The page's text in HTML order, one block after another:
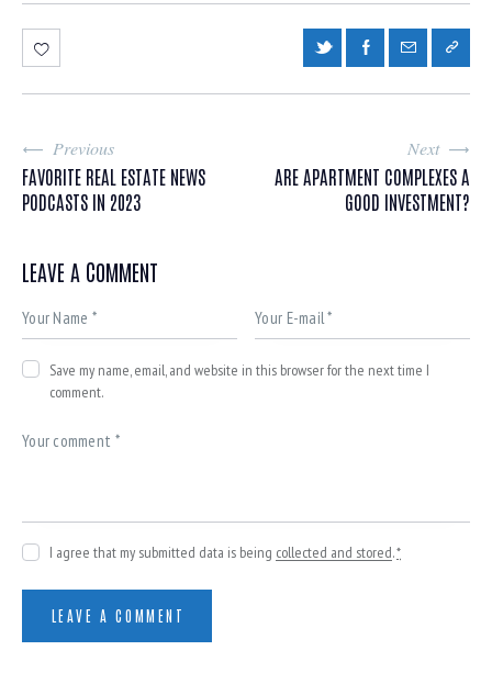
Previous
FAVORITE REAL ESTATE NEWS
PODCASTS IN 2023
Next
ARE APARTMENT COMPLEXES A
GOOD INVESTMENT?
LEAVE A COMMENT
Save my name, email, and website in this browser for the next time I
comment.
I agree that my submitted data is being collected and stored.*